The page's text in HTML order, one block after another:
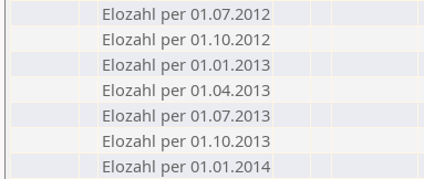
Elozahl per 01.07.2012
Elozahl per 01.10.2012
Elozahl per 01.01.2013
Elozahl per 01.04.2013
Elozahl per 01.07.2013
Elozahl per 01.10.2013
Elozahl per 01.01.2014